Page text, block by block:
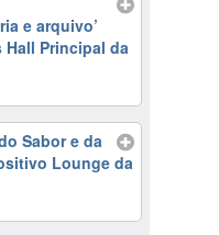
e arquivo’
Hall Principal da
Sabor e da
Lounge da